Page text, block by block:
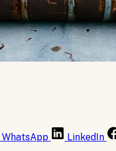
WhatsApp LinkedIn